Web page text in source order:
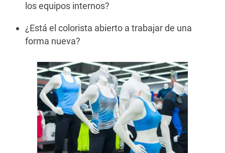
los equipos internos?
¿Está el colorista abierto a trabajar de una
forma nueva?